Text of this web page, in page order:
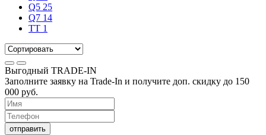
Q5 25
Q7 14
TT 1
Выгодный TRADE-IN
Заполните заявку на Trade-In и получите доп. скидку до 150
000 руб.
отправить